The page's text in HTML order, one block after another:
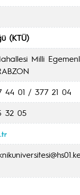
(KTÜ)
Milli
44 01 / 377 21 04
32 05